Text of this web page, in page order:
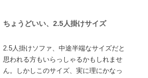
ちょうどいい、2.5人掛けサイズ
2.5人掛けソファ、中途半端なサイズだと
思われる方もいらっしゃるかもしれませ
ん。しかしこのサイズ、実に理にかなっ